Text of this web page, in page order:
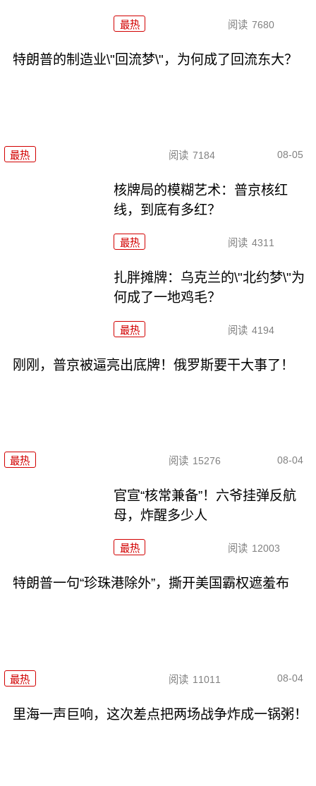
最热 阅读 7680
特朗普的制造业\"回流梦\"，为何成了回流东大？
最热 阅读 7184 08-05
核牌局的模糊艺术：普京核红
线，到底有多红？
最热 阅读 4311
扎胖摊牌：乌克兰的\"北约梦\"为
何成了一地鸡毛？
最热 阅读 4194
刚刚，普京被逼亮出底牌！俄罗斯要干大事了！
最热 阅读 15276 08-04
官宣“核常兼备”！六爷挂弹反航
母，炸醒多少人
最热 阅读 12003
特朗普一句“珍珠港除外”，撕开美国霸权遮羞布
最热 阅读 11011 08-04
里海一声巨响，这次差点把两场战争炸成一锅粥！